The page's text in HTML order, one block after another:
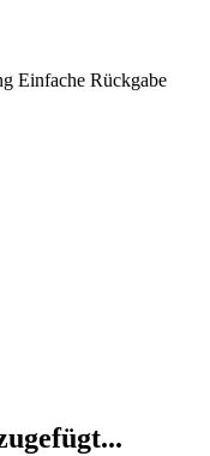
Einfache Rückgabe